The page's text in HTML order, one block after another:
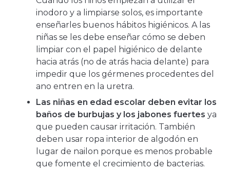
inodoro y a limpiarse solos, es importante
enseñarles buenos hábitos higiénicos. A las
niñas se les debe enseñar cómo se deben
limpiar con el papel higiénico de delante
hacia atrás (no de atrás hacia delante) para
impedir que los gérmenes procedentes del
ano entren en la uretra.
Las niñas en edad escolar deben evitar los
baños de burbujas y los jabones fuertes ya
que pueden causar irritación. También
deben usar ropa interior de algodón en
lugar de nailon porque es menos probable
que fomente el crecimiento de bacterias.